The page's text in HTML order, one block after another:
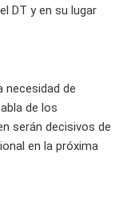
DT y en su lugar
necesidad de
de los
serán decisivos de
en la próxima